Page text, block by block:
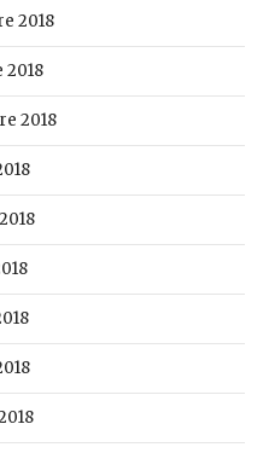
2018
2018
2018